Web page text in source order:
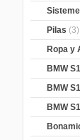
Pilas (3)
Ropa y
BMW
BMW
BMW